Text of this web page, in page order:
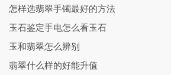
怎样选翡翠手镯最好的方法
玉石鉴定手电怎么看玉石
玉和翡翠怎么辨别
翡翠什么样的好能升值